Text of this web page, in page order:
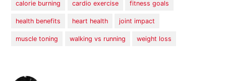
calorie burning cardio exercise fitness goals
health benefits heart health joint impact
muscle toning walking vs running weight loss